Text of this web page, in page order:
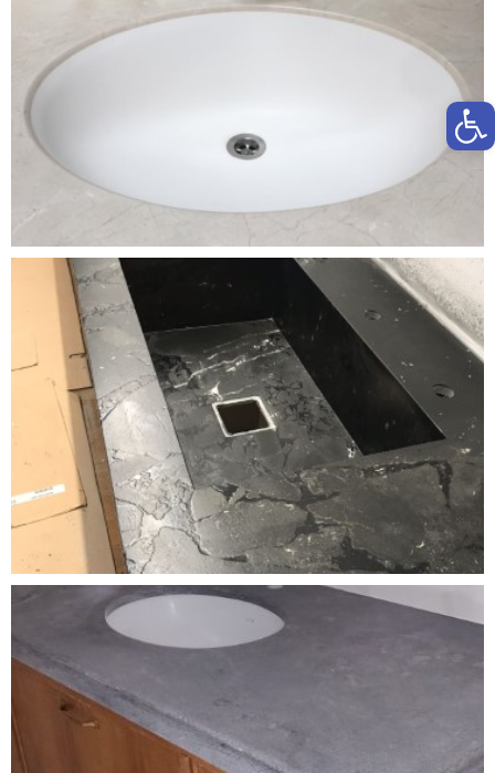
פתח סרגל נגישות